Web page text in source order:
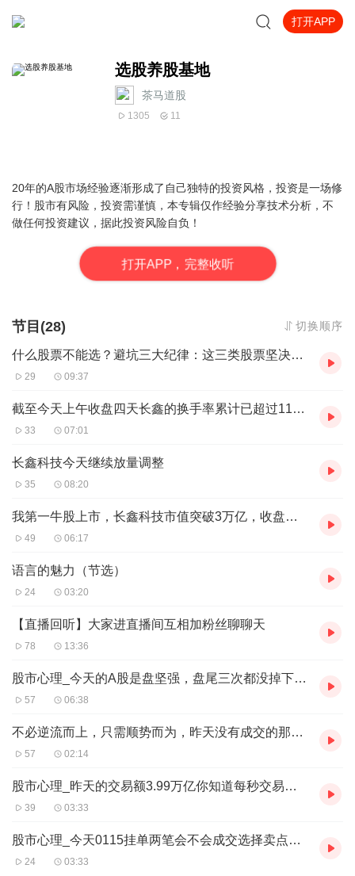
打开APP
选股养股基地
茶马道股
1305 11
20年的A股市场经验逐渐形成了自己独特的投资风格，投资是一场修
行！股市有风险，投资需谨慎，本专辑仅作经验分享技术分析，不
做任何投资建议，据此投资风险自负！
打开APP，完整收听
节目(28) 切换顺序
什么股票不能选？避坑三大纪律：这三类股票坚决不选
29 09:37
截至今天上午收盘四天长鑫的换手率累计已超过110%
33 07:01
长鑫科技今天继续放量调整
35 08:20
我第一牛股上市，长鑫科技市值突破3万亿，收盘总市值为3.28万亿
49 06:17
语言的魅力（节选）
24 03:20
【直播回听】大家进直播间互相加粉丝聊聊天
78 13:36
股市心理_今天的A股是盘坚强，盘尾三次都没掉下去最后收了红盘
57 06:38
不必逆流而上，只需顺势而为，昨天没有成交的那笔今天已挂单成交
57 02:14
股市心理_昨天的交易额3.99万亿你知道每秒交易额是多少亿吗
39 03:33
股市心理_今天0115挂单两笔会不会成交选择卖点的指标布林上轨
24 03:33